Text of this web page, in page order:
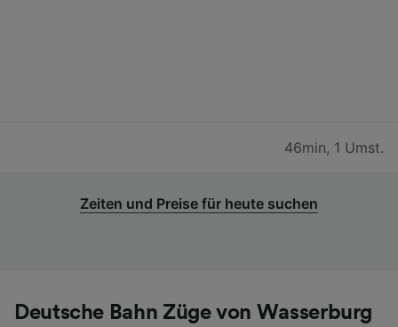
46min, 1 Umst.
Zeiten und Preise für heute suchen
Deutsche Bahn Züge von Wasserburg